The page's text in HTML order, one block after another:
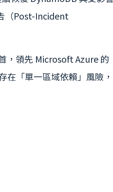
（Post-Incident
，領先 Microsoft Azure 的
「單一區域依賴」風險，